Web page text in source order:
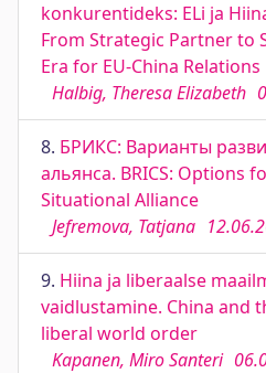
konkurentideks: ELi ja
From Strategic Partner to
Era for EU-China Relations
Halbig, Theresa Elizabeth
8. БРИКС: Варианты
альянса. BRICS: Options
Situational Alliance
Jefremova, Tatjana
9. Hiina ja liberaalse
vaidlustamine. China and
liberal world order
Kapanen, Miro Santeri